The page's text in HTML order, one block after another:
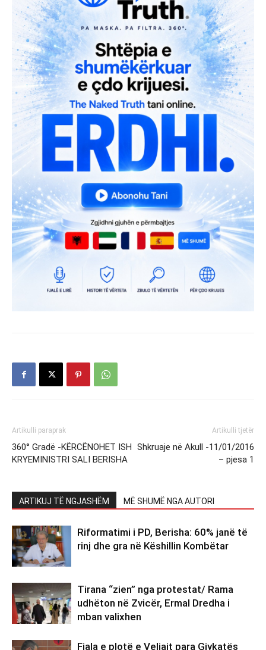
Artikulli paraprak
360° Gradë -KËRCËNOHET ISH
KRYEMINISTRI SALI BERISHA
Artikulli tjetër
Shkruaje në Akull -11/01/2016
– pjesa 1
ARTIKUJ TË NGJASHËM MË SHUMË NGA AUTORI
Riformatimi i PD, Berisha: 60% janë të
rinj dhe gra në Këshillin Kombëtar
Tirana “zien” nga protestat/ Rama
udhëton në Zvicër, Ermal Dredha i
mban valixhen
Fjala e plotë e Veliajt para Gjykatës